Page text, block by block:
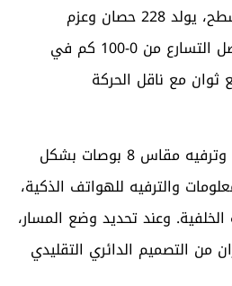
2.4 لتر مسطح، يولد 228 حصان وعزم
دوران 249 نيوتن/ متر، ويصل التسارع من 0-100 كم في
وسبع ثوان مع ناقل الحركة
كما تتوفر شاشة معلومات وترفيه مقاس 8 بوصات بشكل
والترفيه للهواتف الذكية،
الخلفية. وعند تحديد وضع المسار،
من التصميم الدائري التقليدي